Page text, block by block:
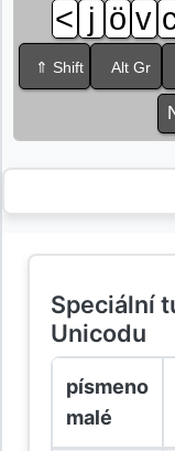
< j ö v
⇑ Shift Alt Gr
Speciální
Unicodu
písmeno
malé